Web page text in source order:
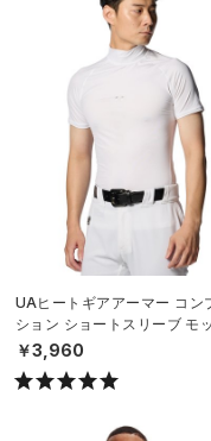
UAヒートギアアーマー コン
ション ショートスリーブ モッ
ャツ（ベースボール/MEN）
￥3,960